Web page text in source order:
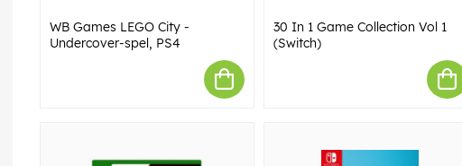
WB Games LEGO City -
Undercover-spel, PS4
30 In 1 Game Collection Vol 1
(Switch)